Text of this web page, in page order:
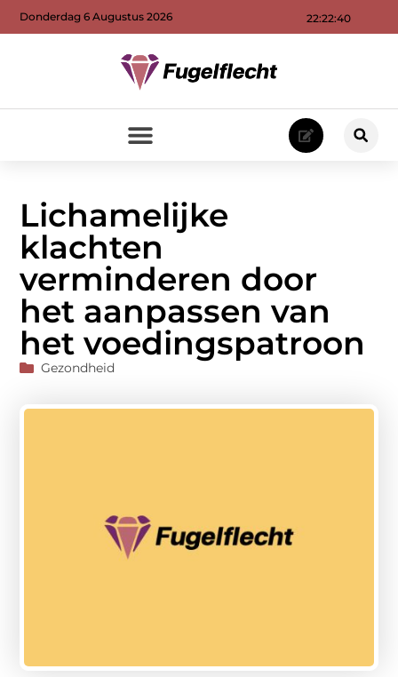
22:22:42
Donderdag 6 Augustus 2026
Lichamelijke
klachten
verminderen door
het aanpassen van
het voedingspatroon
Gezondheid